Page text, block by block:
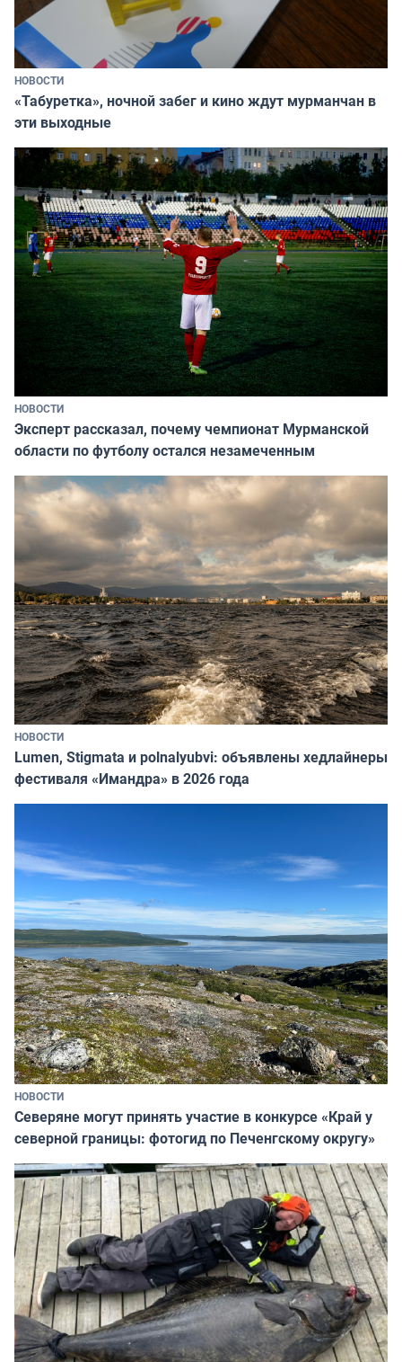
НОВОСТИ
«Табуретка», ночной забег и кино ждут мурманчан в
эти выходные
НОВОСТИ
Эксперт рассказал, почему чемпионат Мурманской
области по футболу остался незамеченным
НОВОСТИ
Lumen, Stigmata и polnalyubvi: объявлены хедлайнеры
фестиваля «Имандра» в 2026 года
НОВОСТИ
Северяне могут принять участие в конкурсе «Край у
северной границы: фотогид по Печенгскому округу»